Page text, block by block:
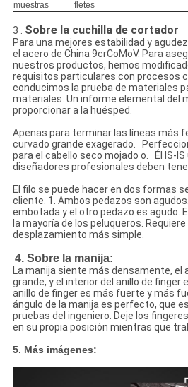
muestras
fletes
3 . Sobre la cuchilla de cortador
Para una mejores estabilidad y
el acero de China 9crCoMoV. Para
nuestros productos, hemos
requisitos particulares con procesos
conducimos la prueba de materiales
materiales. Un informe elemental del
proporcionar a la huésped.
Apenas para terminar las líneas más
curvado grande exagerado.
para el cabello seco mojado o. Él IS-IS
diseñadores profesionales deben
El filo se puede hacer en dos formas
cliente. 1. Ambos pedazos son
embotada y el otro pedazo es agudo.
la mayoría de los peluqueros.
desplazamiento más simple.
4. Sobre la manija:
La manija siente más densamente, el
grande, y el interior del anillo de finger
anillo de finger es más fuerte y más
ángulo de la manija es perfecto, que
pruebas del ingeniero. Deje los
en su propia posición mientras que
5. Más imágenes: